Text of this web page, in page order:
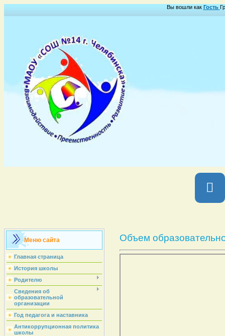
Вы вошли как Гость
Меню сайта
Главная страница
История школы
Родителю
Сведения об
образовательной
организации
Год педагога и наставника
Антикоррупционная политика
школы
Объем